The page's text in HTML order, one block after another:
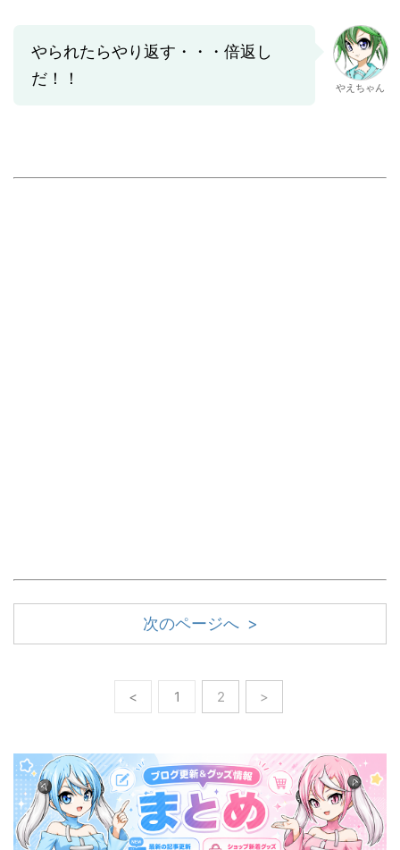
やられたらやり返す・・・倍返し
だ！！
やえちゃん
次のページへ >
< 1 2 >